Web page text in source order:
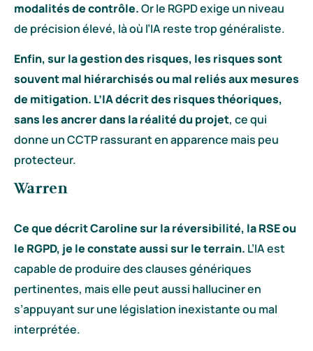
modalités de contrôle.Or le RGPD exige un niveau
de précision élevé, là où l’IA reste trop généraliste.
Enfin, sur la gestion des risques, les risques sont
souvent mal hiérarchisés ou mal reliés aux mesures
de mitigation. L’IA décrit des risques théoriques,
sans les ancrer dans la réalité du projet, ce qui
donne un CCTP rassurant en apparence mais peu
protecteur.
Warren
Ce que décrit Caroline sur la réversibilité, la RSE ou
le RGPD, je le constate aussi sur le terrain. L’IA est
capable de produire des clauses génériques
pertinentes, mais elle peut aussi halluciner en
s’appuyant sur une législation inexistante ou mal
interprétée.